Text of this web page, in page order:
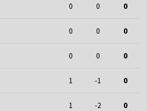
0 0 0
0 0 0
0 0 0
1 -1 0
1 -2 0